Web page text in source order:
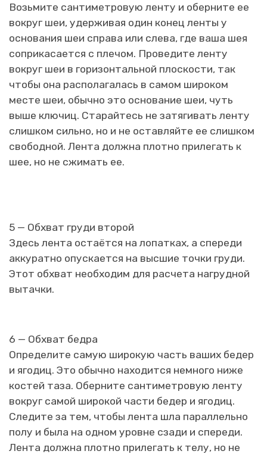
Возьмите сантиметровую ленту и оберните ее
вокруг шеи, удерживая один конец ленты у
основания шеи справа или слева, где ваша шея
соприкасается с плечом. Проведите ленту
вокруг шеи в горизонтальной плоскости, так
чтобы она располагалась в самом широком
месте шеи, обычно это основание шеи, чуть
выше ключиц. Старайтесь не затягивать ленту
слишком сильно, но и не оставляйте ее слишком
свободной. Лента должна плотно прилегать к
шее, но не сжимать ее.
5 — Обхват груди второй
Здесь лента остаётся на лопатках, а спереди
аккуратно опускается на высшие точки груди.
Этот обхват необходим для расчета нагрудной
вытачки.
6 — Обхват бедра
Определите самую широкую часть ваших бедер
и ягодиц. Это обычно находится немного ниже
костей таза. Оберните сантиметровую ленту
вокруг самой широкой части бедер и ягодиц.
Следите за тем, чтобы лента шла параллельно
полу и была на одном уровне сзади и спереди.
Лента должна плотно прилегать к телу, но не